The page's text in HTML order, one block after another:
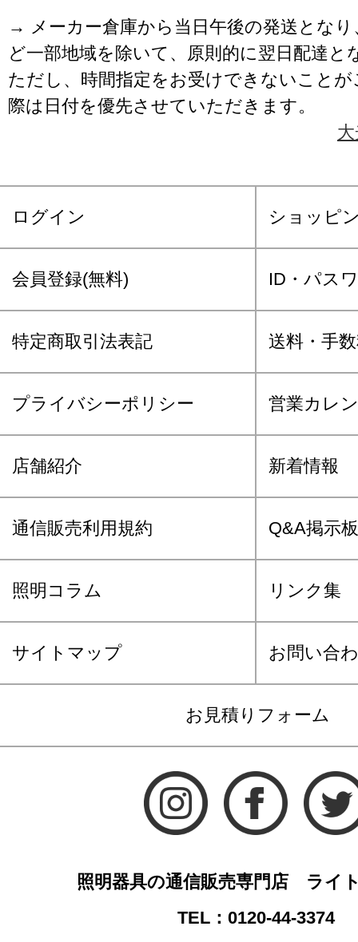
→ メーカー倉庫から当日午後の発送となり
ど一部地域を除いて、原則的に翌日配達と
ただし、時間指定をお受けできないこと
際は日付を優先させていただきます。
ログイン ショッピ
会員登録(無料) ID・パス
特定商取引法表記 送料・手
プライバシーポリシー 営業カレ
店舗紹介 新着情報
通信販売利用規約 Q&A掲示板
照明コラム リンク集
サイトマップ お問い合
お見積りフォーム
照明器具の通信販売専門店 ライ
TEL：0120-44-3374